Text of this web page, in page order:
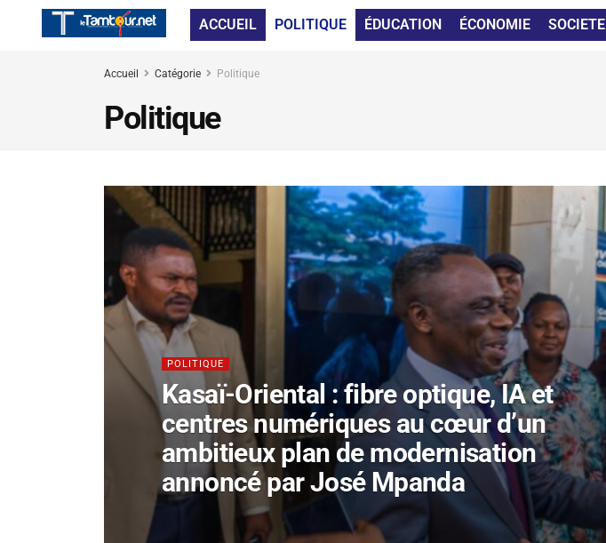
ACCUEIL POLITIQUE ÉDUCATION ÉCONOMIE SOCIETE
Accueil Catégorie Politique
Politique
POLITIQUE
Kasaï-Oriental : fibre optique, IA et
centres numériques au cœur d’un
ambitieux plan de modernisation
annoncé par José Mpanda